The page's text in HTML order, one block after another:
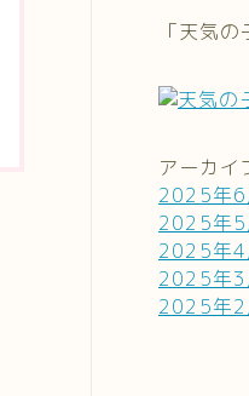
「天気
アーカイ
2025年6
2025年5
2025年4
2025年3
2025年2